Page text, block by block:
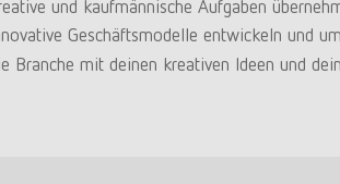
und kaufmännische Aufgaben
Geschäftsmodelle entwickeln und
Branche mit deinen kreativen Ideen und